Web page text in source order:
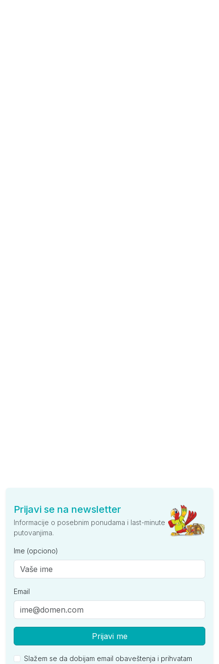
Prijavi se na newsletter
Informacije o posebnim ponudama i last-minute
putovanjima.
Ime (opciono)
Email
Prijavi me
Slažem se da dobijam email obaveštenja i prihvatam